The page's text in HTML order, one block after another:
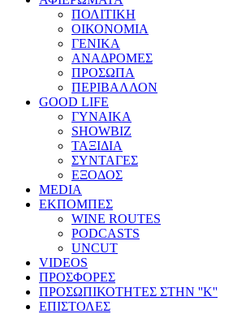
ΠΟΛΙΤΙΚΗ
ΟΙΚΟΝΟΜΙΑ
ΓΕΝΙΚΑ
ΑΝΑΔΡΟΜΕΣ
ΠΡΟΣΩΠΑ
ΠΕΡΙΒΑΛΛΟΝ
GOOD LIFE
ΓΥΝΑΙΚΑ
SHOWBIZ
ΤΑΞΙΔΙΑ
ΣΥΝΤΑΓΕΣ
ΕΞΟΔΟΣ
MEDIA
ΕΚΠΟΜΠΕΣ
WINE ROUTES
PODCASTS
UNCUT
VIDEOS
ΠΡΟΣΦΟΡΕΣ
ΠΡΟΣΩΠΙΚΟΤΗΤΕΣ ΣΤΗΝ ''Κ''
ΕΠΙΣΤΟΛΕΣ